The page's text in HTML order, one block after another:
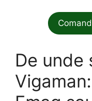
De unde